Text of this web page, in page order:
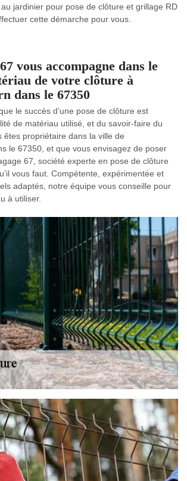
jardinier pour pose de clôture et grillage RD
cette démarche pour vous.
vous accompagne dans le
de votre clôture à
dans le 67350
le succès d’une pose de clôture est
de matériau utilisé, et du savoir-faire du
êtes propriétaire dans la ville de
le 67350, et que vous envisagez de poser
67, société experte en pose de clôture
vous faut. Compétente, expérimentée et
adaptés, notre équipe vous conseille pour
à utiliser.